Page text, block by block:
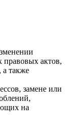
правовых актов,
а также
замене или
на